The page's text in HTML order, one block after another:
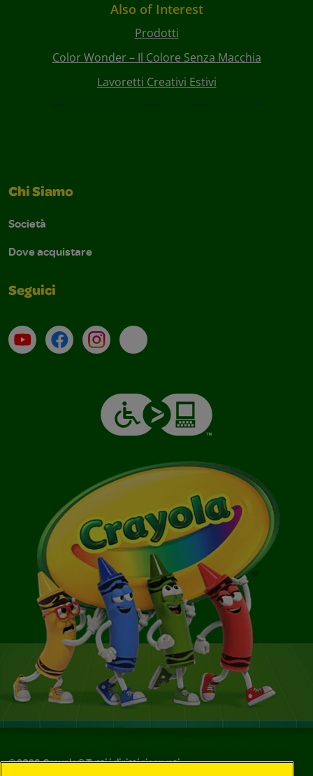
Also of Interest
Prodotti
Color Wonder – Il Colore Senza Macchia
Lavoretti Creativi Estivi
Chi Siamo
Società
Dove acquistare
Seguici
Su YouTube
ContattiProfilo Instagram
Email
©2026Crayola® Tutti i diritti riservati.